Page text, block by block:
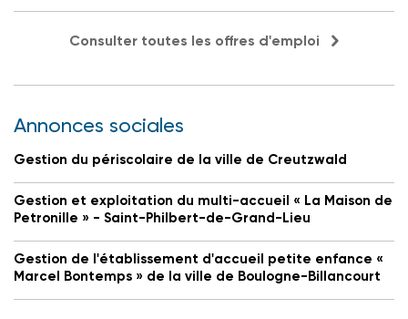
Consulter toutes les offres d'emploi
Annonces sociales
Gestion du périscolaire de la ville de Creutzwald
Gestion et exploitation du multi-accueil « La Maison de
Petronille » - Saint-Philbert-de-Grand-Lieu
Gestion de l'établissement d'accueil petite enfance «
Marcel Bontemps » de la ville de Boulogne-Billancourt